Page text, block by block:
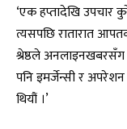
‘एक हप्तादेखि उपचार
त्यसपछि रातारात
श्रेष्ठले अनलाइनखबरसँग
पनि इमर्जेन्सी र
थियौं ।’